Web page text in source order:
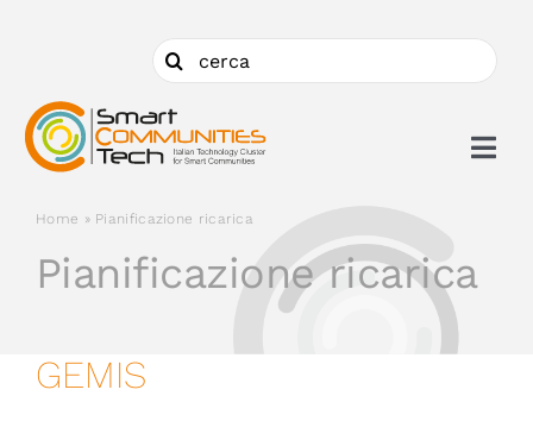
Cerca
per:
Aderire
Home » Pianificazione ricarica
Pianificazione ricarica
GEMIS